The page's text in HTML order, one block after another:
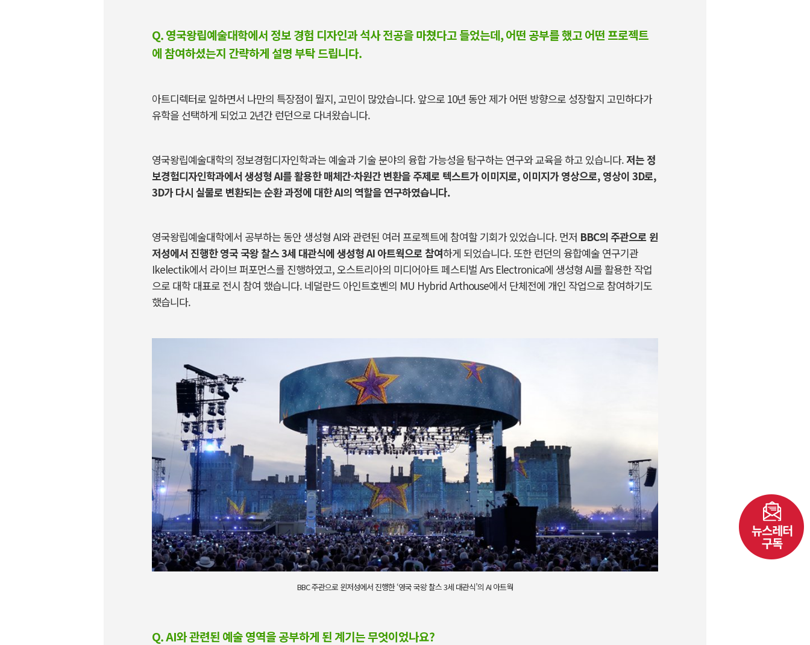
Q. 영국왕립예술대학에서 정보 경험 디자인과 석사 전공을 마쳤다고 들었는데, 어떤 공부를 했고 어떤 프로젝트
에 참여하셨는지 간략하게 설명 부탁 드립니다.
아트디렉터로 일하면서 나만의 특장점이 뭘지,고민이 많았습니다. 앞으로 10년 동안 제가 어떤 방향으로 성장할지 고민하다가
유학을 선택하게 되었고 2년간 런던으로 다녀왔습니다.
영국왕립예술대학의 정보경험디자인학과는 예술과 기술 분야의 융합 가능성을 탐구하는 연구와 교육을 하고 있습니다.저는 정
보경험디자인학과에서 생성형AI를 활용한 매체간-차원간 변환을 주제로 텍스트가 이미지로, 이미지가 영상으로, 영상이 3D로,
3D가 다시 실물로 변환되는 순환 과정에 대한AI의 역할을 연구하였습니다.
영국왕립예술대학에서 공부하는 동안 생성형 AI와 관련된 여러 프로젝트에 참여할 기회가 있었습니다. 먼저 BBC의 주관으로 윈
저성에서 진행한 영국 국왕 찰스3세 대관식에 생성형AI아트웍으로 참여하게 되었습니다.또한 런던의 융합예술 연구기관
Ikelectik에서 라이브 퍼포먼스를 진행하였고,오스트리아의 미디어아트 페스티벌 Ars Electronica에 생성형 AI를 활용한 작업
으로 대학 대표로 전시 참여 했습니다. 네덜란드 아인트호벤의 MU Hybrid Arthouse에서 단체전에 개인 작업으로 참여하기도
했습니다.
BBC 주관으로 윈저성에서 진행한 ‘영국 국왕 찰스 3세 대관식’의 AI 아트웍
Q. AI와 관련된 예술 영역을 공부하게 된 계기는 무엇이었나요?